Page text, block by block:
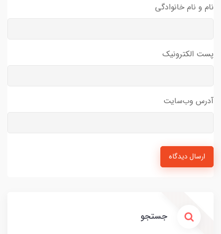
نام و نام خانوادگی
پست الکترونیک
آدرس وب‌سایت
ارسال دیدگاه
جستجو